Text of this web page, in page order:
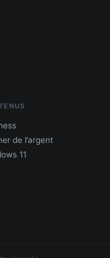
de l’argent
11